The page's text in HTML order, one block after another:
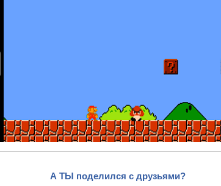
А ТЫ поделился с друзьями?